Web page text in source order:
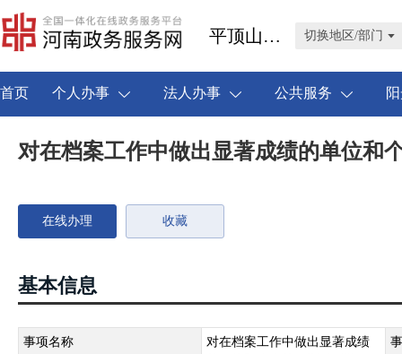
平顶山市叶县 切换地区/部门
首页 个人办事 法人办事 公共服务
对在档案工作中做出显著成绩的单位和
在线办理 收藏
基本信息
事项名称
对在档案工作中做出显著成绩